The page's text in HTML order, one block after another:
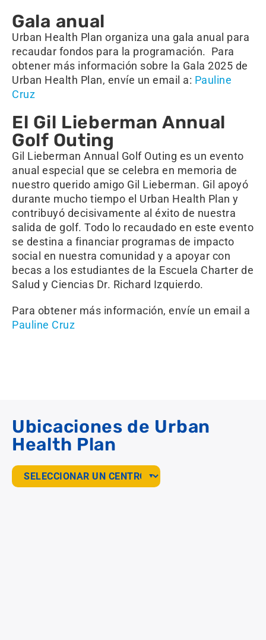
Gala anual
Urban Health Plan organiza una gala anual para
recaudar fondos para la programación. Para
obtener más información sobre la Gala 2025 de
Urban Health Plan, envíe un email a: Pauline
Cruz
El Gil Lieberman Annual
Golf Outing
Gil Lieberman Annual Golf Outing es un evento
anual especial que se celebra en memoria de
nuestro querido amigo Gil Lieberman. Gil apoyó
durante mucho tiempo el Urban Health Plan y
contribuyó decisivamente al éxito de nuestra
salida de golf. Todo lo recaudado en este evento
se destina a financiar programas de impacto
social en nuestra comunidad y a apoyar con
becas a los estudiantes de la Escuela Charter de
Salud y Ciencias Dr. Richard Izquierdo.
Para obtener más información, envíe un email a
Pauline Cruz
Ubicaciones de Urban
Health Plan